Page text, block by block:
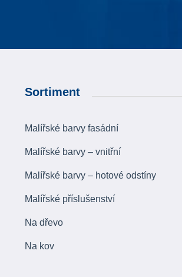
Sortiment
Malířské barvy fasádní
Malířské barvy – vnitřní
Malířské barvy – hotové odstíny
Malířské příslušenství
Na dřevo
Na kov